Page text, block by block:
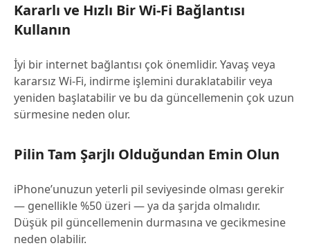
Kararlı ve Hızlı Bir Wi-Fi Bağlantısı
Kullanın
İyi bir internet bağlantısı çok önemlidir. Yavaş veya
kararsız Wi-Fi, indirme işlemini duraklatabilir veya
yeniden başlatabilir ve bu da güncellemenin çok uzun
sürmesine neden olur.
Pilin Tam Şarjlı Olduğundan Emin Olun
iPhone’unuzun yeterli pil seviyesinde olması gerekir
— genellikle %50 üzeri — ya da şarjda olmalıdır.
Düşük pil güncellemenin durmasına ve gecikmesine
neden olabilir.